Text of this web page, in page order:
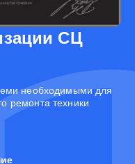
СЦ
необходимыми для
ремонта техники